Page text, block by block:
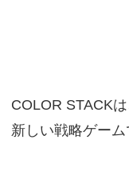
COLOR STACK
新しい戦略ゲーム